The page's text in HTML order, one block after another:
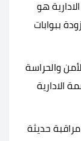
هو
ببوابات
والحراسة
الادارية
حديثة